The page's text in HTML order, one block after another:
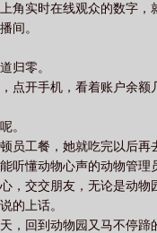
角实时在线观众的数字，
间。
归零。
点开手机，看着账户余额
。
员工餐，她就吃完以后再
听懂动物心声的动物管理
，交交朋友，无论是动物
的上话。
，回到动物园又马不停蹄